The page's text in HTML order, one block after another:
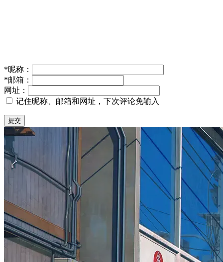
*昵称：
*邮箱：
网址：
记住昵称、邮箱和网址，下次评论免输入
提交